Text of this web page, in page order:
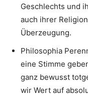
Geschlechts und
auch ihrer
Überzeugung.
Philosophia
eine Stimme
ganz bewusst
wir Wert auf